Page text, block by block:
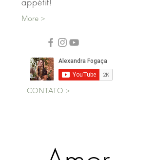
Sinta-se em casa e bon
appétit!